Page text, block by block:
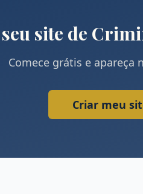
site de
Comece grátis e apareça
Criar meu